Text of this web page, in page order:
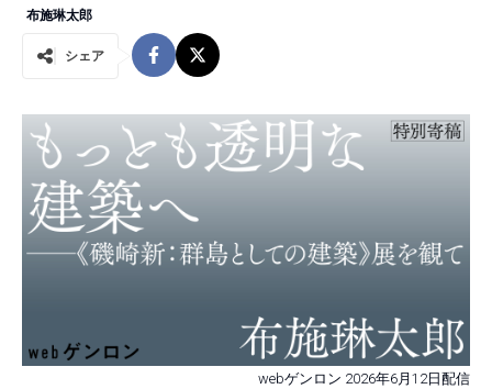
布施琳太郎
シェア
webゲンロン 2026年6月12日配信